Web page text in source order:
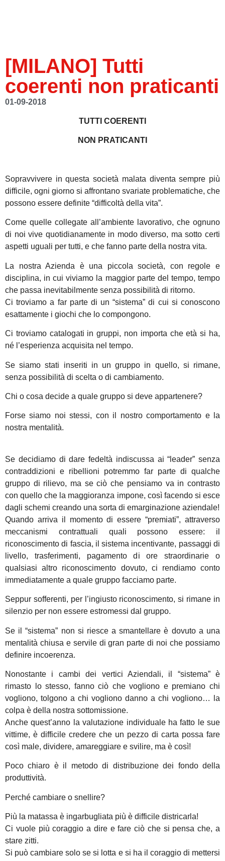
[MILANO] Tutti
coerenti non praticanti
01-09-2018
TUTTI COERENTI
NON PRATICANTI
Sopravvivere in questa società malata diventa sempre più
difficile, ogni giorno si affrontano svariate problematiche, che
possono essere definite “difficoltà della vita”.
Come quelle collegate all’ambiente lavorativo, che ognuno
di noi vive quotidianamente in modo diverso, ma sotto certi
aspetti uguali per tutti, e che fanno parte della nostra vita.
La nostra Azienda è una piccola società, con regole e
disciplina, in cui viviamo la maggior parte del tempo, tempo
che passa inevitabilmente senza possibilità di ritorno.
Ci troviamo a far parte di un “sistema” di cui si conoscono
esattamente i giochi che lo compongono.
Ci troviamo catalogati in gruppi, non importa che età si ha,
né l’esperienza acquisita nel tempo.
Se siamo stati inseriti in un gruppo in quello, si rimane,
senza possibilità di scelta o di cambiamento.
Chi o cosa decide a quale gruppo si deve appartenere?
Forse siamo noi stessi, con il nostro comportamento e la
nostra mentalità.
Se decidiamo di dare fedeltà indiscussa ai “leader” senza
contraddizioni e ribellioni potremmo far parte di qualche
gruppo di rilievo, ma se ciò che pensiamo va in contrasto
con quello che la maggioranza impone, così facendo si esce
dagli schemi creando una sorta di emarginazione aziendale!
Quando arriva il momento di essere “premiati”, attraverso
meccanismi contrattuali quali possono essere: il
riconoscimento di fascia, il sistema incentivante, passaggi di
livello, trasferimenti, pagamento di ore straordinarie o
qualsiasi altro riconoscimento dovuto, ci rendiamo conto
immediatamente a quale gruppo facciamo parte.
Seppur sofferenti, per l’ingiusto riconoscimento, si rimane in
silenzio per non essere estromessi dal gruppo.
Se il “sistema” non si riesce a smantellare è dovuto a una
mentalità chiusa e servile di gran parte di noi che possiamo
definire incoerenza.
Nonostante i cambi dei vertici Aziendali, il “sistema” è
rimasto lo stesso, fanno ciò che vogliono e premiano chi
vogliono, tolgono a chi vogliono danno a chi vogliono… la
colpa è della nostra sottomissione.
Anche quest’anno la valutazione individuale ha fatto le sue
vittime, è difficile credere che un pezzo di carta possa fare
così male, dividere, amareggiare e svilire, ma è così!
Poco chiaro è il metodo di distribuzione dei fondo della
produttività.
Perché cambiare o snellire?
Più la matassa è ingarbugliata più è difficile districarla!
Ci vuole più coraggio a dire e fare ciò che si pensa che, a
stare zitti.
Si può cambiare solo se si lotta e si ha il coraggio di mettersi